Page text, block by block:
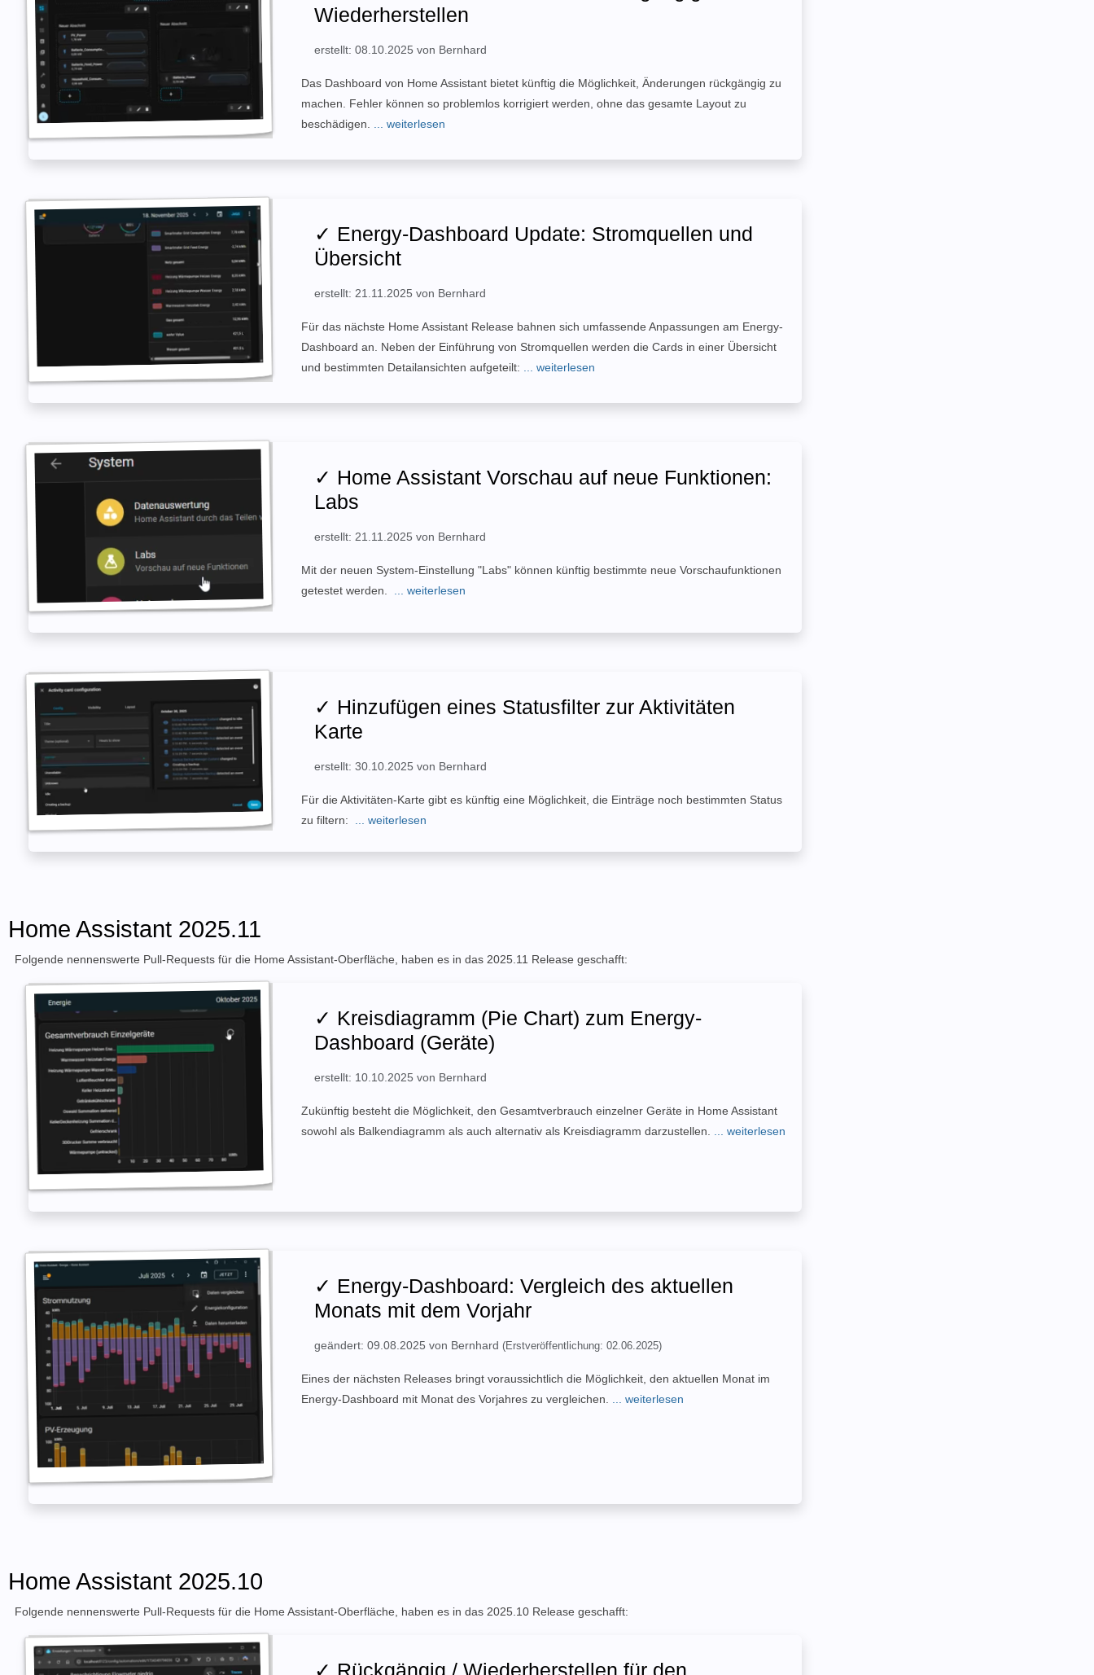
Wiederherstellen
erstellt: 08.10.2025 von Bernhard
Das Dashboard von Home Assistant bietet künftig die Möglichkeit, Änderungen rückgängig zu
machen. Fehler können so problemlos korrigiert werden, ohne das gesamte Layout zu
beschädigen.
... weiterlesen
✓ Energy-Dashboard Update: Stromquellen und
Übersicht
erstellt: 21.11.2025 von Bernhard
Für das nächste Home Assistant Release bahnen sich umfassende Anpassungen am Energy-
Dashboard an. Neben der Einführung von Stromquellen werden die Cards in einer Übersicht
und bestimmten Detailansichten aufgeteilt:
... weiterlesen
✓ Home Assistant Vorschau auf neue Funktionen:
Labs
erstellt: 21.11.2025 von Bernhard
Mit der neuen System-Einstellung "Labs" können künftig bestimmte neue Vorschaufunktionen
getestet werden.
... weiterlesen
✓ Hinzufügen eines Statusfilter zur Aktivitäten
Karte
erstellt: 30.10.2025 von Bernhard
Für die Aktivitäten-Karte gibt es künftig eine Möglichkeit, die Einträge noch bestimmten Status
zu filtern:
... weiterlesen
Home Assistant 2025.11
Folgende nennenswerte Pull-Requests für die Home Assistant-Oberfläche, haben es in das 2025.11 Release geschafft:
✓ Kreisdiagramm (Pie Chart) zum Energy-
Dashboard (Geräte)
erstellt: 10.10.2025 von Bernhard
Zukünftig besteht die Möglichkeit, den Gesamtverbrauch einzelner Geräte in Home Assistant
sowohl als Balkendiagramm als auch alternativ als Kreisdiagramm darzustellen.
... weiterlesen
✓ Energy-Dashboard: Vergleich des aktuellen
Monats mit dem Vorjahr
geändert: 09.08.2025 von Bernhard (Erstveröffentlichung: 02.06.2025)
Eines der nächsten Releases bringt voraussichtlich die Möglichkeit, den aktuellen Monat im
Energy-Dashboard mit Monat des Vorjahres zu vergleichen.
... weiterlesen
Home Assistant 2025.10
Folgende nennenswerte Pull-Requests für die Home Assistant-Oberfläche, haben es in das 2025.10 Release geschafft:
✓ Rückgängig / Wiederherstellen für den